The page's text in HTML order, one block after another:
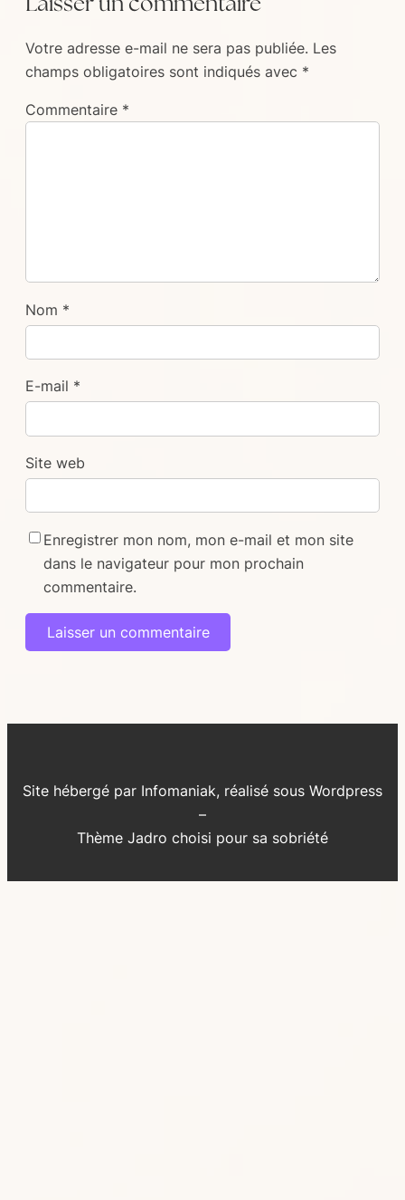
Laisser un commentaire
Votre adresse e-mail ne sera pas publiée. Les
champs obligatoires sont indiqués avec *
Commentaire *
Nom *
E-mail *
Site web
Enregistrer mon nom, mon e-mail et mon site
dans le navigateur pour mon prochain
commentaire.
Site hébergé par Infomaniak, réalisé sous Wordpress
–
Thème Jadro choisi pour sa sobriété